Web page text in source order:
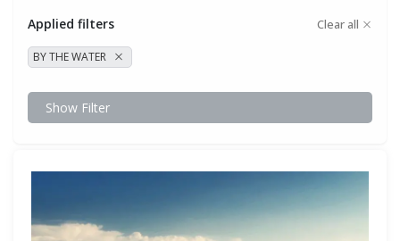
Applied filters Clear all
BY THE WATER
Show Filter